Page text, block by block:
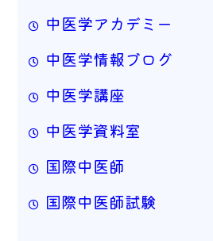
中医学アカデミー
中医学情報ブログ
中医学講座
中医学資料室
国際中医師
国際中医師試験